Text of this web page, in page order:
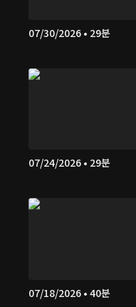
07/30/2026 • 29분
07/24/2026 • 29분
07/18/2026 • 40분